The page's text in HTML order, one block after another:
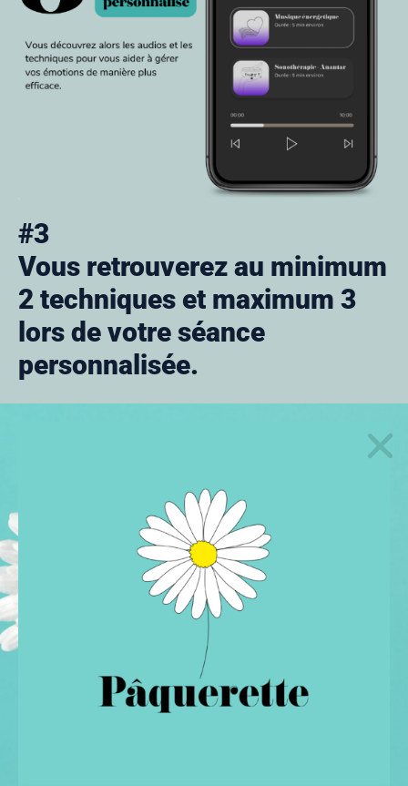
#3
Vous retrouverez au minimum
2 techniques et maximum 3
lors de votre séance
personnalisée.
MÉDITATION ÉNERGÉTIQUE
SOPHROLOGIE
MUSIQUE ENERGETIQUE